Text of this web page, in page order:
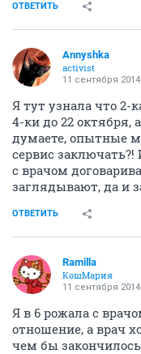
ОТВЕТИТЬ
Annyshka
activist
11 сентября 2014
Я тут узнала что 2-
4-ки до 22 октября,
думаете, опытные
сервис заключать?!
с врачом
заглядывают, да и
ОТВЕТИТЬ
Ramilla
КошМария
11 сентября 2014
Я в 6 рожала с
отношение, а врач
чем бы